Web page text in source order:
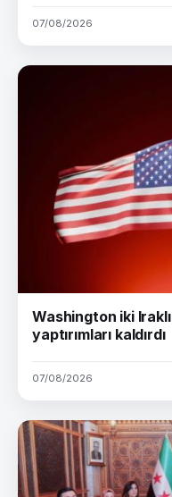
07/08/2026
Washington iki
yaptırımları kaldırdı
07/08/2026